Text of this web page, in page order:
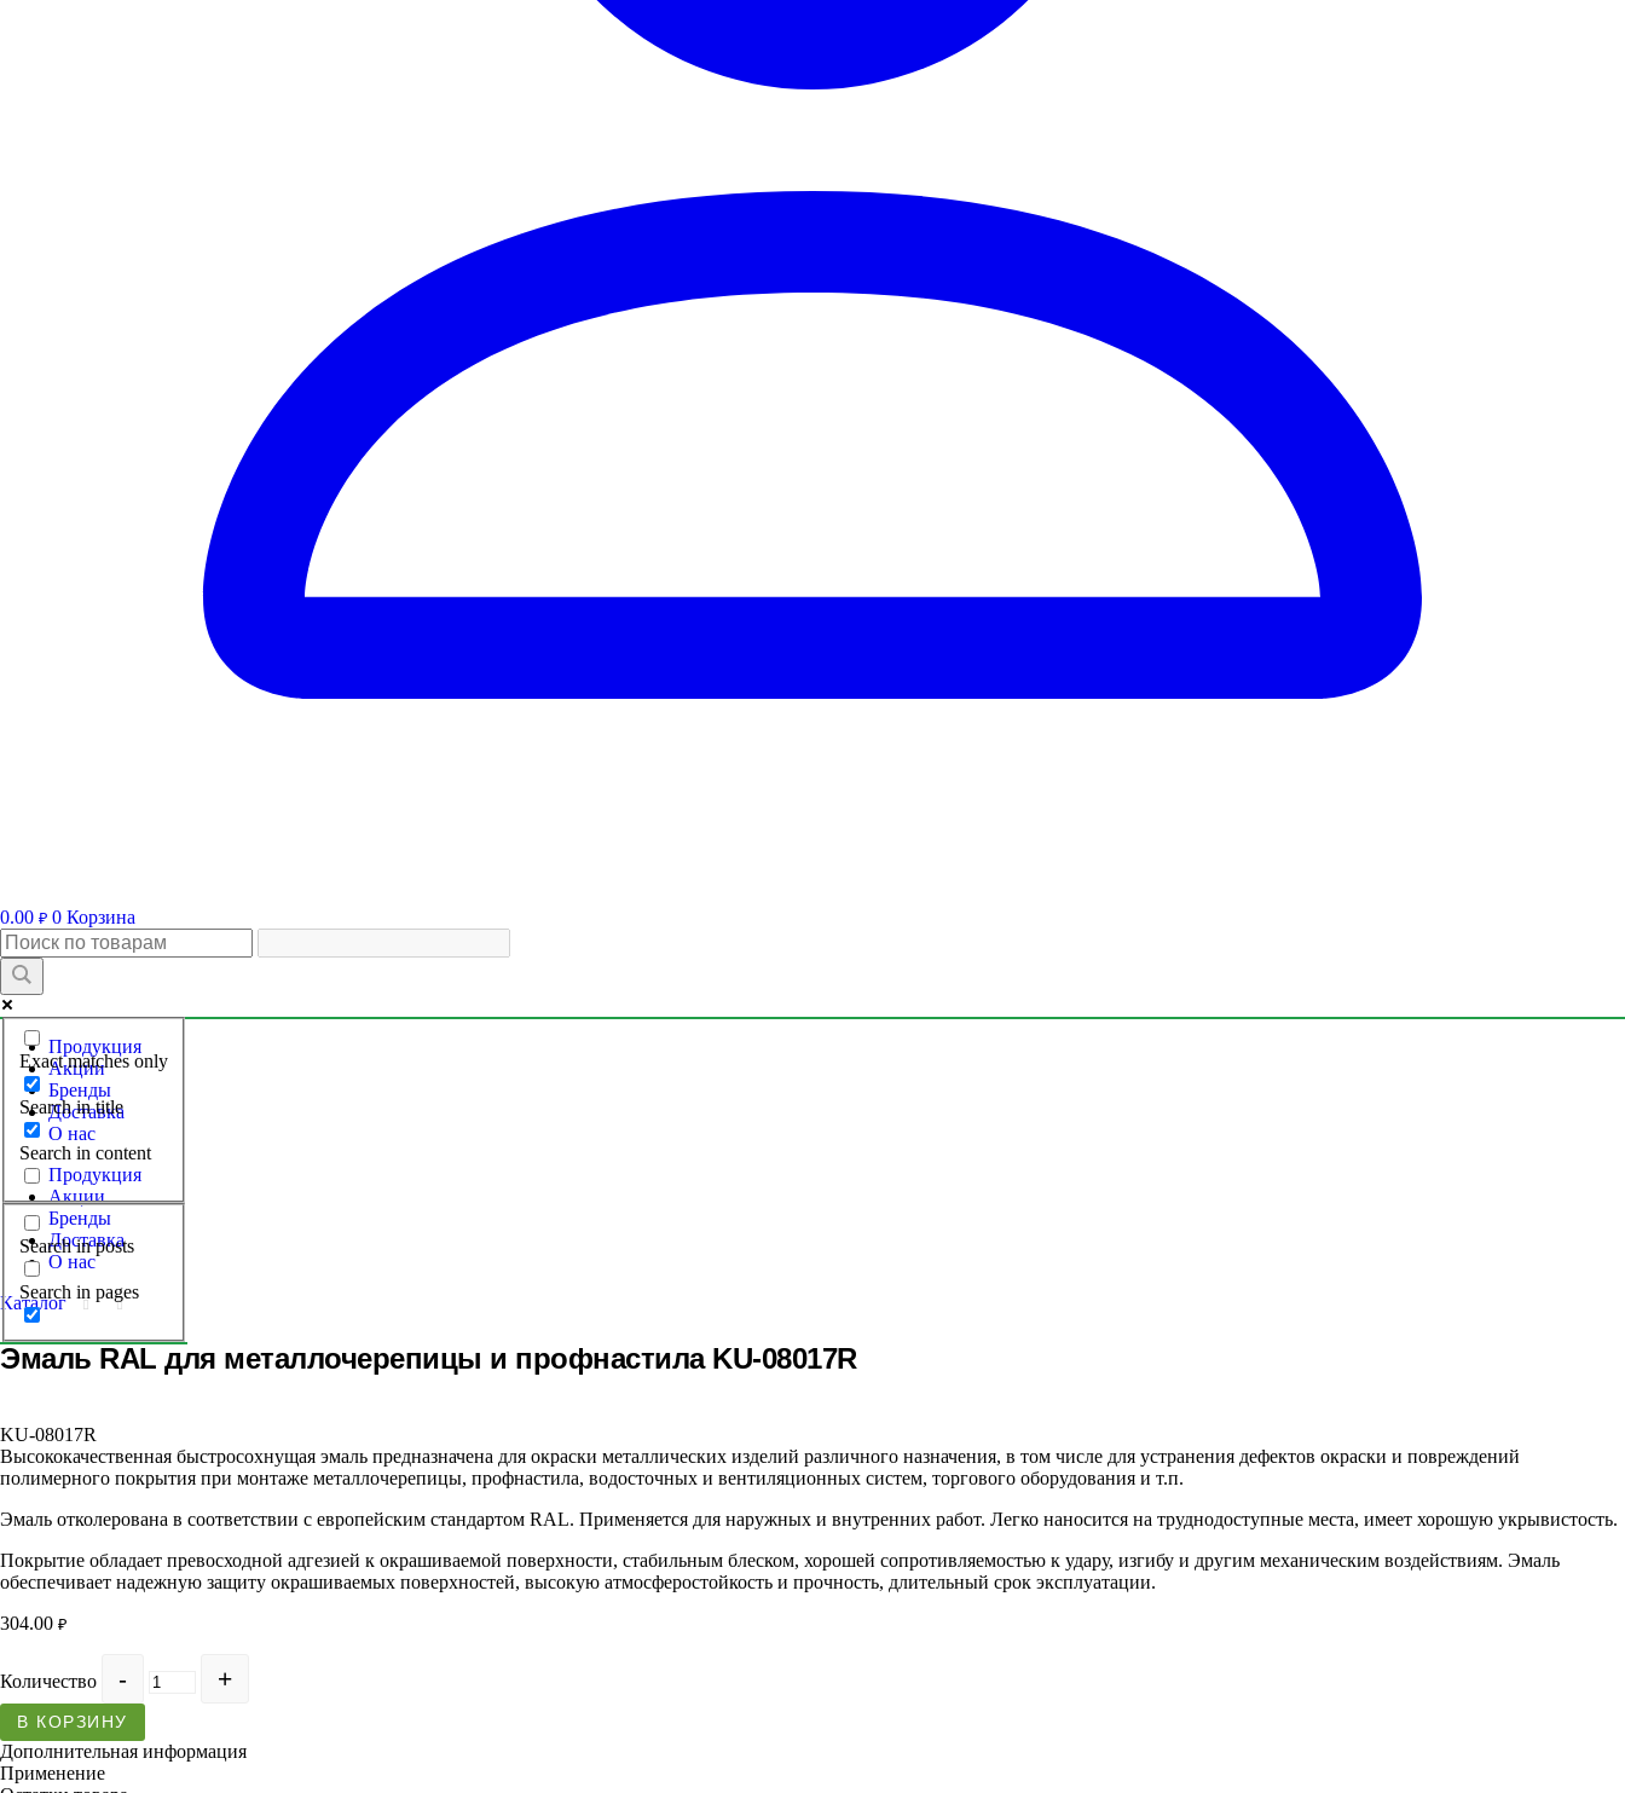
0.00 ₽ 0 Корзина
Exact matches only
Search in title
Search in content
Search in posts
Search in pages
Продукция
Акции
Бренды
Доставка
О нас
Продукция
Акции
Бренды
Доставка
О нас
Каталог
Эмаль RAL для металлочерепицы и профнастила KU-08017R
KU-08017R
Высококачественная быстросохнущая эмаль предназначена для окраски металлических изделий различного назначения, в том числе для устранения дефектов окраски и повреждений
полимерного покрытия при монтаже металлочерепицы, профнастила, водосточных и вентиляционных систем, торгового оборудования и т.п.
Эмаль отколерована в соответствии с европейским стандартом RAL. Применяется для наружных и внутренних работ. Легко наносится на труднодоступные места, имеет хорошую укрывистость.
Покрытие обладает превосходной адгезией к окрашиваемой поверхности, стабильным блеском, хорошей сопротивляемостью к удару, изгибу и другим механическим воздействиям. Эмаль
обеспечивает надежную защиту окрашиваемых поверхностей, высокую атмосферостойкость и прочность, длительный срок эксплуатации.
304.00 ₽
Количество
В КОРЗИНУ
Дополнительная информация
Применение